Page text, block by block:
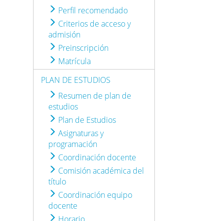
Perfil recomendado
Criterios de acceso y
admisión
Preinscripción
Matrícula
PLAN DE ESTUDIOS
Resumen de plan de
estudios
Plan de Estudios
Asignaturas y
programación
Coordinación docente
Comisión académica del
título
Coordinación equipo
docente
Horario